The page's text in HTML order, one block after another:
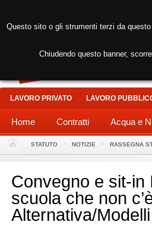
LAVORO PRIVATO LAVORO
Home Contratti Acqua e
STATUTO NOTIZIE RASSEGNA
Convegno e sit-in
scuola che non
Alternativa/
Questo sito o gli strumenti terzi da
Chiudendo questo banner,